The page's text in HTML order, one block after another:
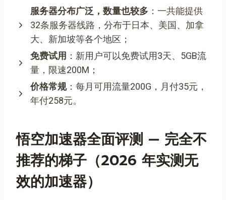
服务器分布广泛，数量也较多 ：一共能提供
32条服务器线路，分布于日本、美国、加拿
大、新加坡等各个地区；
免费试用 ：新用户可以免费试用3天、5GB流
量，限速200M；
价格常规：每月可用流量200G，月付35元，
年付258元。
悟空加速器全面评测 — 完全不
推荐的梯子（2026 年实测无
效的加速器）